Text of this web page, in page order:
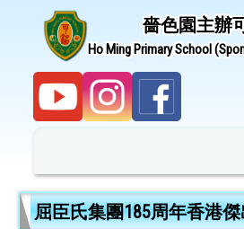
嗇色園主辦
Ho Ming Primary School
屈臣氏集團185周年香港